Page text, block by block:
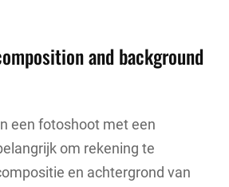
and background
een fotoshoot met een
om rekening te
en achtergrond van